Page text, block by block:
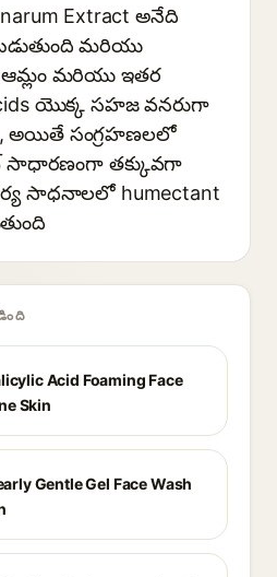
Extract అనేది
మరియు
మరియు ఇతర
యొక్క సహజ వనరుగా
అయితే సంగ్రహణలలో
సాధారణంగా తక్కువగా
సాధనాలలో humectant
Acid Foaming Face
Skin
Gentle Gel Face Wash